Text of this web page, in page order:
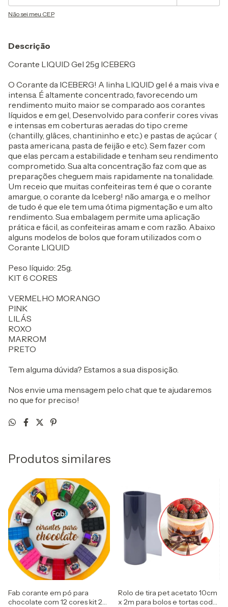
Não sei meu CEP
Descrição
Corante LIQUID Gel 25g ICEBERG
O Corante da ICEBERG! A linha LIQUID gel é a mais viva e
intensa. É altamente concentrado, favorecendo um
rendimento muito maior se comparado aos corantes
líquidos e em gel, Desenvolvido para conferir cores vivas
e intensas em coberturas aeradas do tipo creme
(chantilly, glâces, chantininho e etc.) e pastas de açúcar (
pasta americana, pasta de feijão e etc). Sem fazer com
que elas percam a estabilidade e tenham seu rendimento
comprometido. Sua alta concentração faz com que as
preparações cheguem mais rapidamente na tonalidade.
Um receio que muitas confeiteiras tem é que o corante
amargue, o corante da Iceberg! não amarga, e o melhor
de tudo é que ele tem uma ótima pigmentação e um alto
rendimento. Sua embalagem permite uma aplicação
prática e fácil, as confeiteiras amam e com razão. Abaixo
alguns modelos de bolos que foram utilizados com o
Corante LIQUID
Peso líquido: 25g.
KIT 6 CORES
VERMELHO MORANGO
PINK
LILÁS
ROXO
MARROM
PRETO
Tem alguma dúvida? Estamos a sua disposição.
Nos envie uma mensagem pelo chat que te ajudaremos
no que for preciso!
Produtos similares
Fab corante em pó para
chocolate com 12 cores kit 2
Rolo de tira pet acetato 10cm
x 2m para bolos e tortas cod